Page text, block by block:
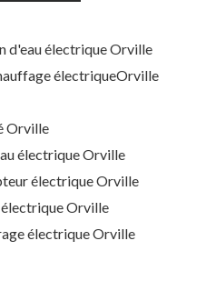
d'eau électrique Orville
électriqueOrville
Orville
électrique Orville
électrique Orville
Orville
électrique Orville